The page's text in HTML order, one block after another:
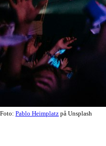
Foto: Pablo Heimplatz på Unsplash